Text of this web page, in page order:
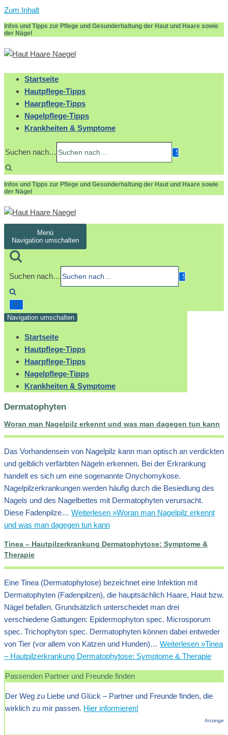
Zum Inhalt
Infos und Tipps zur Pflege und Gesunderhaltung der Haut und Haare sowie
der Nägel
Startseite
Hautpflege-Tipps
Haarpflege-Tipps
Nagelpflege-Tipps
Krankheiten & Symptome
Suchen nach…
Infos und Tipps zur Pflege und Gesunderhaltung der Haut und Haare sowie
der Nägel
Menü
Navigation umschalten
Suchen nach…
Navigation umschalten
Startseite
Hautpflege-Tipps
Haarpflege-Tipps
Nagelpflege-Tipps
Krankheiten & Symptome
Dermatophyten
Woran man Nagelpilz erkennt und was man dagegen tun kann
Das Vorhandensein von Nagelpilz kann man optisch an verdickten
und gelblich verfärbten Nägeln erkennen. Bei der Erkrankung
handelt es sich um eine sogenannte Onychomykose.
Nagelpilzerkrankungen werden häufig durch die Besiedlung des
Nagels und des Nagelbettes mit Dermatophyten verursacht.
Diese Fadenpilze… Weiterlesen »Woran man Nagelpilz erkennt
und was man dagegen tun kann
Tinea – Hautpilzerkrankung Dermatophytose: Symptome &
Therapie
Eine Tinea (Dermatophytose) bezeichnet eine Infektion mit
Dermatophyten (Fadenpilzen), die hauptsächlich Haare, Haut bzw.
Nägel befallen. Grundsätzlich unterscheidet man drei
verschiedene Gattungen: Epidermophyton spec. Microsporum
spec. Trichophyton spec. Dermatophyten können dabei entweder
von Tier (vor allem von Katzen und Hunden)… Weiterlesen »Tinea
– Hautpilzerkrankung Dermatophytose: Symptome & Therapie
Passenden Partner und Freunde finden
Der Weg zu Liebe und Glück – Partner und Freunde finden, die
wirklich zu mir passen. Hier informieren!
Anzeige